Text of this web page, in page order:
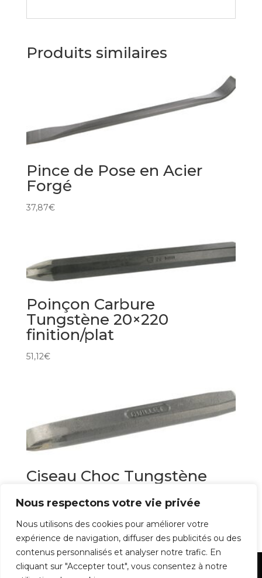
Nous respectons votre vie privée
Nous utilisons des cookies pour améliorer votre
expérience de navigation, diffuser des publicités ou des
contenus personnalisés et analyser notre trafic. En
cliquant sur "Accepter tout", vous consentez à notre
Produits similaires
Pince de Pose en Acier
Forgé
37,87€
Poinçon Carbure
Tungstène 20×220
finition/plat
51,12€
Ciseau Choc Tungstène
Mentions Légales